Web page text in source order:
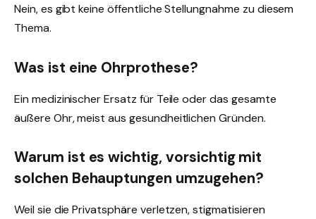
Nein, es gibt keine öffentliche Stellungnahme zu diesem
Thema.
Was ist eine Ohrprothese?
Ein medizinischer Ersatz für Teile oder das gesamte
äußere Ohr, meist aus gesundheitlichen Gründen.
Warum ist es wichtig, vorsichtig mit
solchen Behauptungen umzugehen?
Weil sie die Privatsphäre verletzen, stigmatisieren